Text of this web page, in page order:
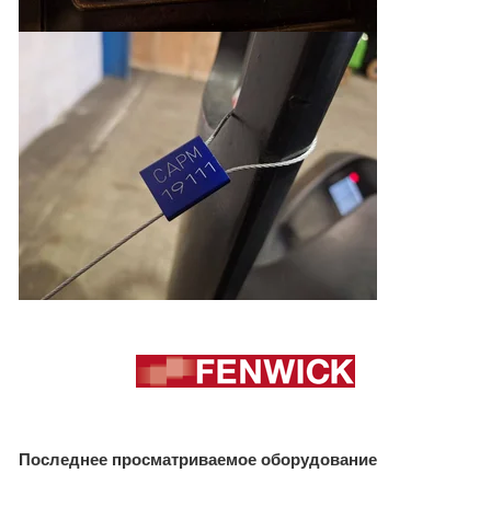
Последнее просматриваемое оборудование